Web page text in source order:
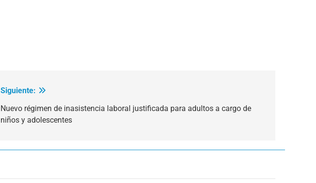
Siguiente:
Nuevo régimen de inasistencia laboral justificada para adultos a cargo de
niños y adolescentes